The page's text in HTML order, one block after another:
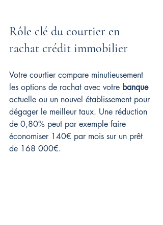
Rôle clé du courtier en
rachat crédit immobilier
Votre courtier compare minutieusement
les options de rachat avec votre banque
actuelle ou un nouvel établissement pour
dégager le meilleur taux. Une réduction
de 0,80% peut par exemple faire
économiser 140€ par mois sur un prêt
de 168 000€.